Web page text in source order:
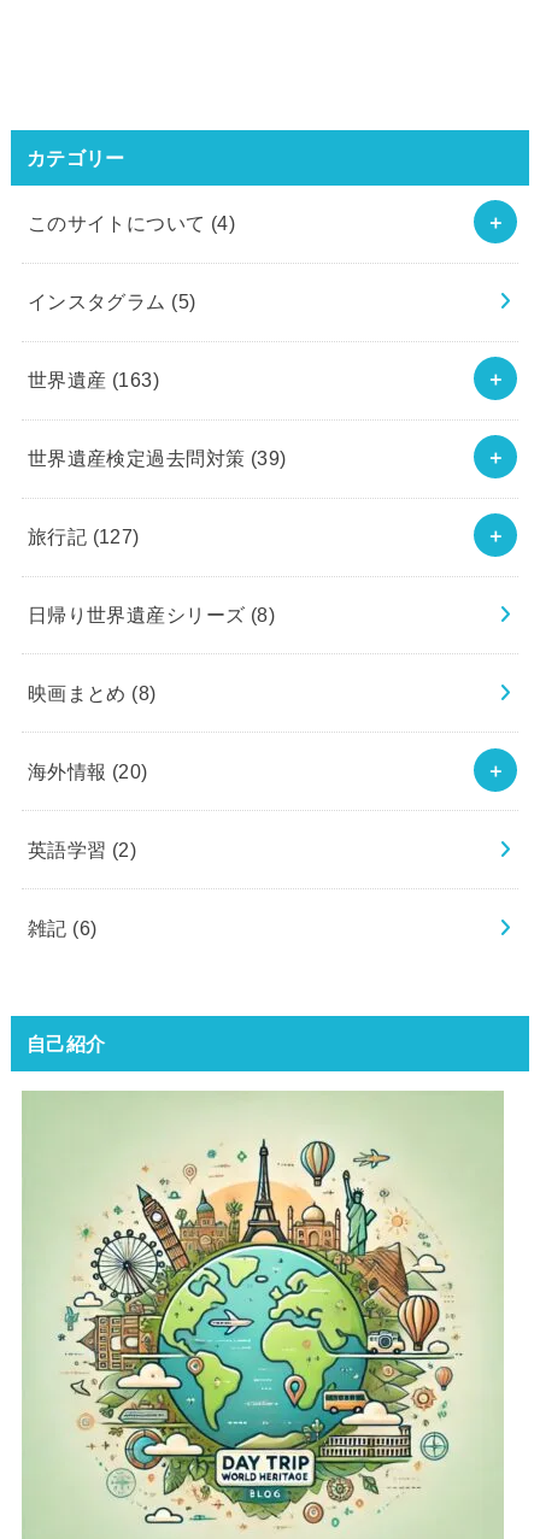
カテゴリー
このサイトについて (4)
インスタグラム (5)
世界遺産 (163)
世界遺産検定過去問対策 (39)
旅行記 (127)
日帰り世界遺産シリーズ (8)
映画まとめ (8)
海外情報 (20)
英語学習 (2)
雑記 (6)
自己紹介